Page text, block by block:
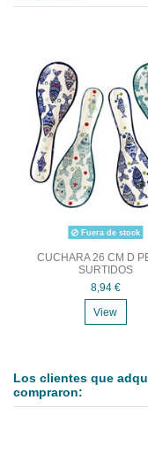
Fuera de stock
CUCHARA 26 CM D
SURTIDOS
8,94 €
View
Los clientes que
compraron: